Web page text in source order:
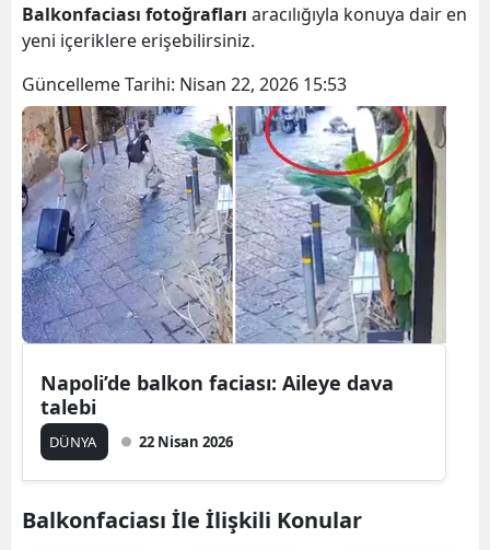
Aydın
Bilecik
Bingöl
Bitlis
Bolu
Burdur
Bursa
Çanakkale
Denizli
Balkonfaciası fotoğrafları aracılığıyla konuya dair en
yeni içeriklere erişebilirsiniz.
Güncelleme Tarihi: Nisan 22, 2026 15:53
Napoli’de balkon faciası: Aileye dava
talebi
DÜNYA 22 Nisan 2026
Balkonfaciası İle İlişkili Konular